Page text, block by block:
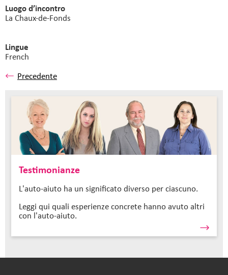
Luogo d’incontro
La Chaux-de-Fonds
Lingue
French
Precedente
Testimonianze
L'auto-aiuto ha un significato diverso per ciascuno.
Leggi qui quali esperienze concrete hanno avuto altri
con l'auto-aiuto.